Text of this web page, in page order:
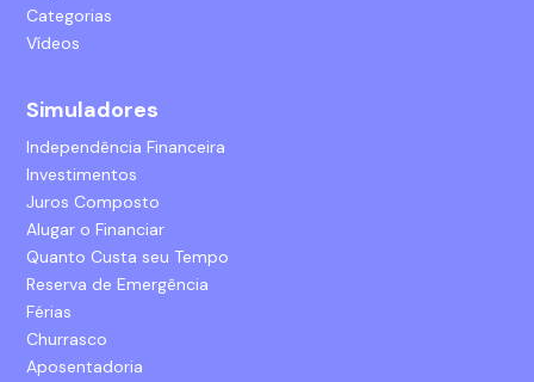
Categorias
Vídeos
Simuladores
Independência Financeira
Investimentos
Juros Composto
Alugar o Financiar
Quanto Custa seu Tempo
Reserva de Emergência
Férias
Churrasco
Aposentadoria